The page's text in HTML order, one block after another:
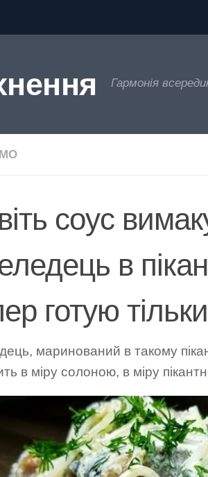
Гармонія
соус
в
готую
маринований в такому
в міру солоною, в міру